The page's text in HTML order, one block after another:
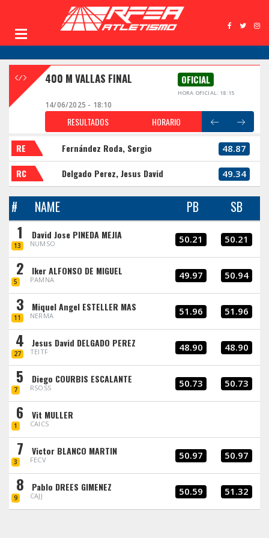
400 M VALLAS FINAL OFICIAL
HORA OFICIAL: 18:15
14/06/2025 - 18:10
RESULTADOS HORARIO
RE Fernández Roda, Sergio 48.87
RC Delgado Perez, Jesus David 49.34
# NAME PB SB
1
13
David Jose PINEDA MEJIA
NUMSO 50.21 50.21
2
5
Iker ALFONSO DE MIGUEL
PAMNA 49.97 50.94
3
11
Miquel Angel ESTELLER MAS
NERMA 51.96 51.96
4
27
Jesus David DELGADO PEREZ
TEITF 48.90 48.90
5
7
Diego COURBIS ESCALANTE
RSOSS 50.73 50.73
6
1
Vit MULLER
CAICS
7
3
Victor BLANCO MARTIN
FECV 50.97 50.97
8
9
Pablo DREES GIMENEZ
CAJJ 50.59 51.32